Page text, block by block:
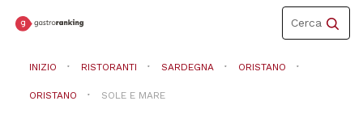
Toggle
navigation
Cerca
INIZIO RISTORANTI SARDEGNA ORISTANO
ORISTANO SOLE E MARE